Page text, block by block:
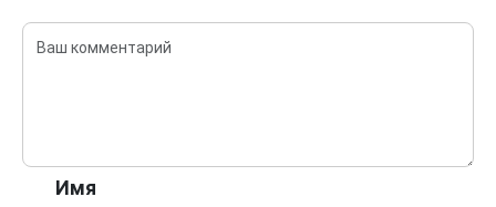
Имя